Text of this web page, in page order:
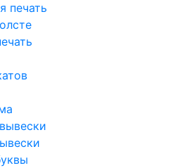
печать